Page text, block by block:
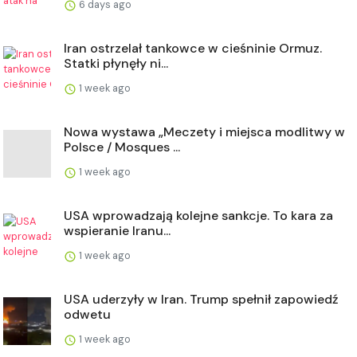
6 days ago
Iran ostrzelał tankowce w cieśninie Ormuz.
Statki płynęły ni...
1 week ago
Nowa wystawa „Meczety i miejsca modlitwy w
Polsce / Mosques ...
1 week ago
USA wprowadzają kolejne sankcje. To kara za
wspieranie Iranu...
1 week ago
USA uderzyły w Iran. Trump spełnił zapowiedź
odwetu
1 week ago